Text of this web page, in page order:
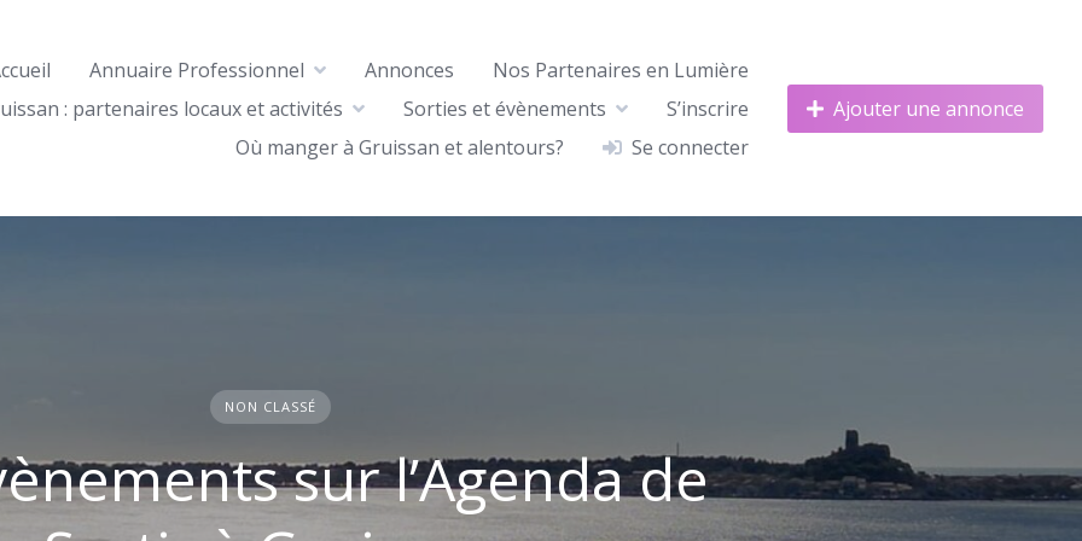
Annuaire Professionnel Annonces
Nos Partenaires en Lumière
: partenaires locaux et activités
Sorties et évènements
S’inscrire
Où manger à Gruissan et alentours?
Se connecter
Ajouter une annonce
NON CLASSÉ
sur l’Agenda de